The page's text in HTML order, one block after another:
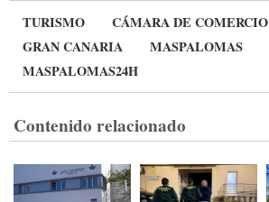
TURISMO CÁMARA DE COMERCIO
GRAN CANARIA
MASPALOMAS
MASPALOMAS24H
Contenido relacionado